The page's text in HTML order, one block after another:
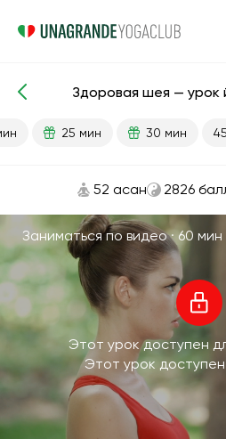
Готовые уроки Голова
Здоровая шея — урок
25 мин 30 мин
52 асан 2826
Заниматься по видео ·60 мин
Этот урок доступен
Этот урок